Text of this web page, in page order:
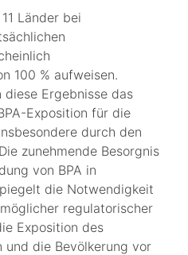
Länder bei
100 % aufweisen.
Ergebnisse das
Exposition für die
durch den
zunehmende Besorgnis
von BPA in
die Notwendigkeit
regulatorischer
Exposition des
und die Bevölkerung vor